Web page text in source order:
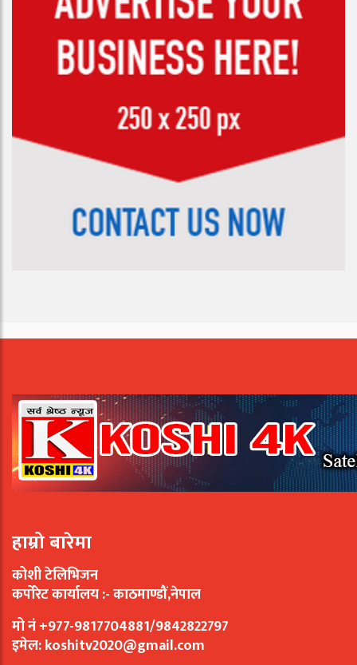
हाम्रो बारेमा
कोशी टेलिभिजन
कर्पोरेट कार्यालय :- काठमाण्डौं,नेपाल
मो नं +977-9817704881/9842822797
इमेल:koshitv2020@gmail.com